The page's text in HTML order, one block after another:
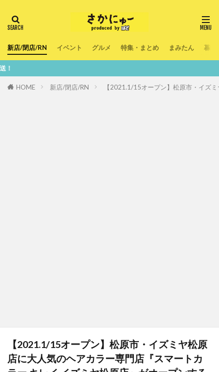
新店/閉店/RN イベント グルメ 特集・まとめ まみたん 暮ら
HOME 新店/閉店/RN 【2021.1/15オープン】松原市・イズ
【2021.1/15オープン】松原市・イズミヤ松原
店に大人気のヘアカラー専門店『スマートカ